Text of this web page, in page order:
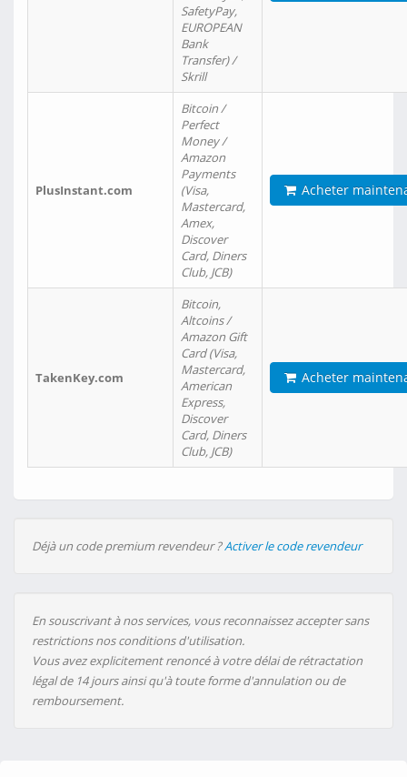
SafetyPay,
EUROPEAN
Bank
Transfer) /
Skrill
PlusInstant.com
Bitcoin /
Perfect
Money /
Amazon
Payments
(Visa,
Mastercard,
Amex,
Discover
Card, Diners
Club, JCB)
Acheter
TakenKey.com
Bitcoin,
Altcoins /
Amazon Gift
Card (Visa,
Mastercard,
American
Express,
Discover
Card, Diners
Club, JCB)
Acheter
Déjà un code premium revendeur ?Activer le code revendeur
En souscrivant à nos services, vous reconnaissez accepter sans
restrictions nos conditions d'utilisation.
Vous avez explicitement renoncé à votre délai de rétractation
légal de 14 jours ainsi qu'à toute forme d'annulation ou de
remboursement.